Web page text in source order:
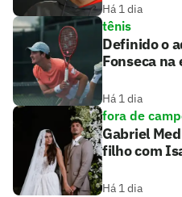
Há 1 dia
tênis
Definido o
Fonseca
Há 1 dia
fora de
Gabriel
filho com
Há 1 dia